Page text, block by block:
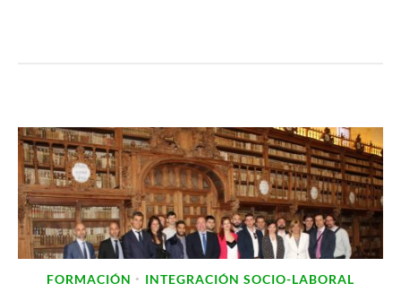
FORMACIÓN • INTEGRACIÓN SOCIO-LABORAL